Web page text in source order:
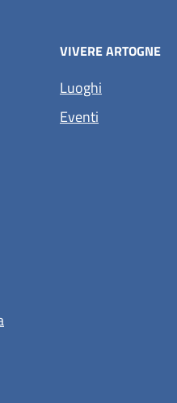
VIVERE ARTOGNE
Luoghi
Eventi